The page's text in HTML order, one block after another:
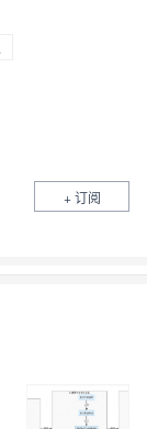
+ 订阅